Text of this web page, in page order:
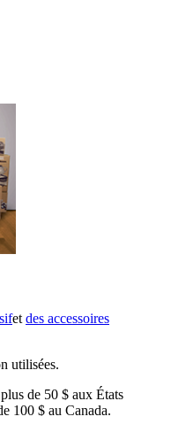
et des accessoires
utilisées.
de 50 $ aux États
100 $ au Canada.